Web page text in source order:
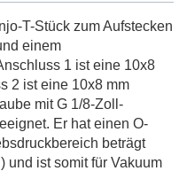
T-Stück zum Aufstecken
einem
1 ist eine 10x8
2 ist eine 10x8 mm
mit G 1/8-Zoll-
Er hat einen O-
beträgt
und ist somit für Vakuum